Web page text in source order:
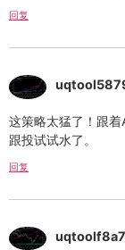
回复
这策略太猛了！跟
跟投试试水了。
回复